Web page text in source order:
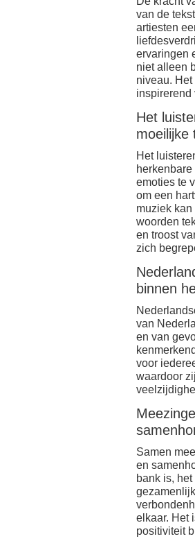
van de
artiesten
ervaringen
niet alleen
niveau.
inspirerend
Het
moeilijke
Het
emoties te
om een
muziek
woorden
en troost
zich
binnen
van
en van
voor
waardoor
Samen
en
bank is,
elkaar. Het
positiviteit